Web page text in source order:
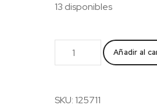
13 disponibles
actor
Bilbo
Añadir al
SKU:125711